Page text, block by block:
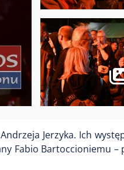
Jerzyka. Ich
Fabio Bartoccioniemu